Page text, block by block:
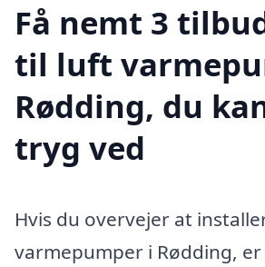
Få nemt 3
til luft
Rødding, du
tryg ved
Hvis du overvejer at
varmepumper i Rødding,